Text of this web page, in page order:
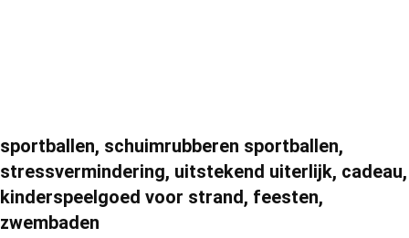
sportballen, schuimrubberen sportballen,
stressvermindering, uitstekend uiterlijk, cadeau,
kinderspeelgoed voor strand, feesten,
zwembaden